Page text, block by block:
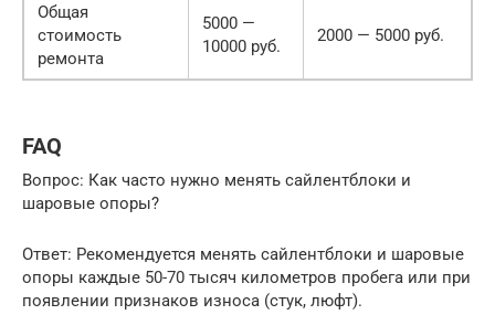
Общая
стоимость
ремонта
5000 —
10000 руб.
2000 — 5000 руб.
FAQ
Вопрос: Как часто нужно менять сайлентблоки и
шаровые опоры?
Ответ: Рекомендуется менять сайлентблоки и шаровые
опоры каждые 50-70 тысяч километров пробега или при
появлении признаков износа (стук, люфт).